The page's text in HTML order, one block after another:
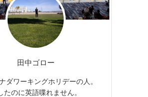
田中ゴロー
ダワーキングホリデーの人。
たのに英語喋れません。